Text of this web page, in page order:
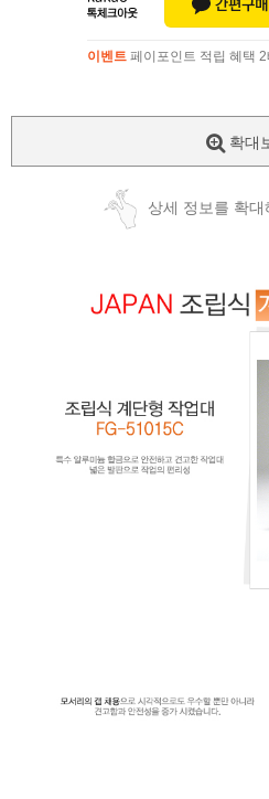
이벤트 페이포인트 적립 혜택
확대
상세 정보를 확